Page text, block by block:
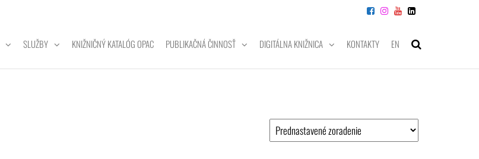
SLUŽBY KNIŽNIČNÝ KATALÓG OPAC PUBLIKAČNÁ ČINNOSŤ DIGITÁLNA KNIŽNICA KONTAKTY EN